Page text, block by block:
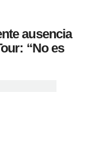
ausencia
“No es